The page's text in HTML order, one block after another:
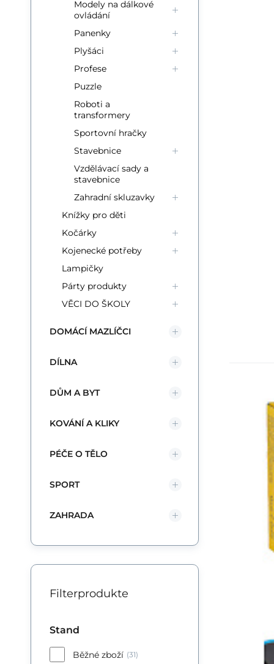
Modely na dálkové
ovládání
Panenky
Plyšáci
Profese
Puzzle
Roboti a
transformery
Sportovní hračky
Stavebnice
Vzdělávací sady a
stavebnice
Zahradní skluzavky
Knížky pro děti
Kočárky
Kojenecké potřeby
Lampičky
Párty produkty
VĚCI DO ŠKOLY
DOMÁCÍ MAZLÍČCI
DÍLNA
DŮM A BYT
KOVÁNÍ A KLIKY
PÉČE O TĚLO
SPORT
ZAHRADA
Filterprodukte
Stand
Běžné zboží (31)